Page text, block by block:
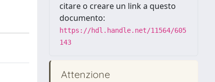
citare o creare un link a questo
documento:
https://hdl.handle.net/11564/605
143
Attenzione